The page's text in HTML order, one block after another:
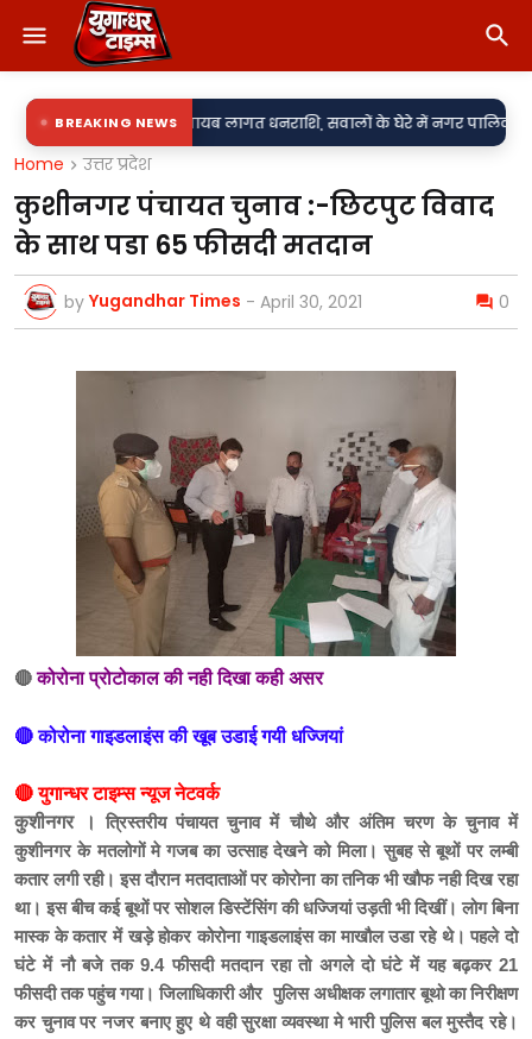
BREAKING NEWS
से गायब लागत धनराशि, सवालों के घेरे में नगर पालिका का 'विकास मॉडल'
Home उत्तर प्रदेश
कुशीनगर पंचायत चुनाव :-छिटपुट विवाद
के साथ पडा 65 फीसदी मतदान
by Yugandhar Times - April 30, 2021 0
🔴कोरोना प्रोटोकाल की नही दिखा कही असर
🔴 कोरोना गाइडलाइंस की खूब उडाई गयी धज्जियां
🔴 युगान्धर टाइम्स न्यूज नेटवर्क
कुशीनगर ।त्रिस्‍तरीय पंचायत चुनाव में चौथे और अंतिम चरण के चुनाव में
कुशीनगर के मतलोगों मे गजब का उत्‍साह देखने को मिला। सुबह से बूथों पर लम्‍बी
कतार लगी रही। इस दौरान मतदाताओं पर कोरोना का तनिक भी खौफ नही दिख रहा
था। इस बीच कई बूथों पर सोशल डिस्‍टेंसिंग की धज्जियां उड़ती भी दिखीं। लोग बिना
मास्क के कतार में खड़े होकर कोरोना गाइडलाइंस का माखौल उडा रहे थे। पहले दो
घंटे में नौ बजे तक 9.4 फीसदी मतदान रहा तो अगले दो घंटे में यह बढ़कर 21
फीसदी तक पहुंच गया। जिलाधिकारी और पुलिस अधीक्षक लगातार बूथो का निरीक्षण
कर चुनाव पर नजर बनाए हुए थे वही सुरक्षा व्यवस्था मे भारी पुलिस बल मुस्तैद रहे।